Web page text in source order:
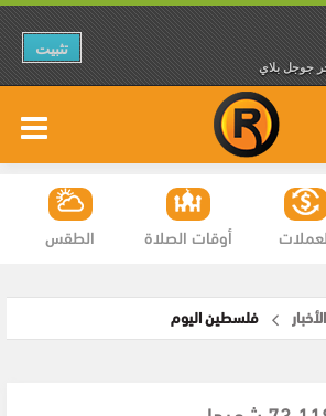
جوجل بلاي
تثبيت
الطقس أوقات الصلاة
الأخبار فلسطين اليوم